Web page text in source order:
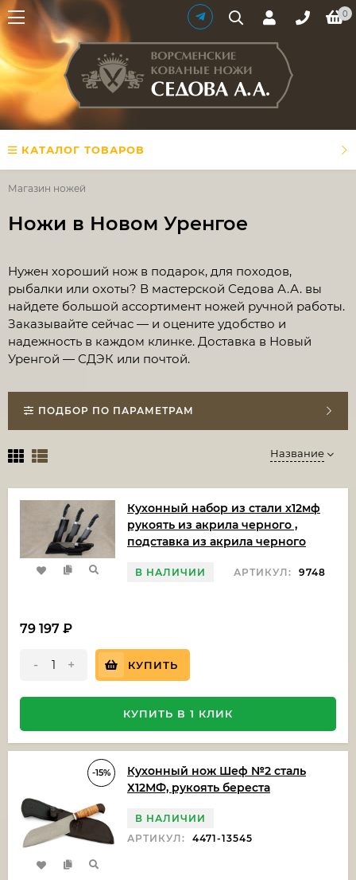
0
КАТАЛОГ ТОВАРОВ
Магазин ножей
Ножи в Новом Уренгое
​Нужен хороший нож в подарок, для походов,
рыбалки или охоты? В мастерской Седова А.А. вы
найдете большой ассортимент ножей ручной работы.
Заказывайте сейчас — и оцените удобство и
надежность в каждом клинке. Доставка в Новый
Уренгой — СДЭК или почтой.
ПОДБОР ПО ПАРАМЕТРАМ
Название
Кухонный набор из стали х12мф
рукоять из акрила черного ,
подставка из акрила черного
В НАЛИЧИИ АРТИКУЛ: 9748
79 197 ₽
- + КУПИТЬ
КУПИТЬ В 1 КЛИК
-15%
Кухонный нож Шеф №2 сталь
Х12МФ, рукоять береста
В НАЛИЧИИ
АРТИКУЛ:
4471-13545